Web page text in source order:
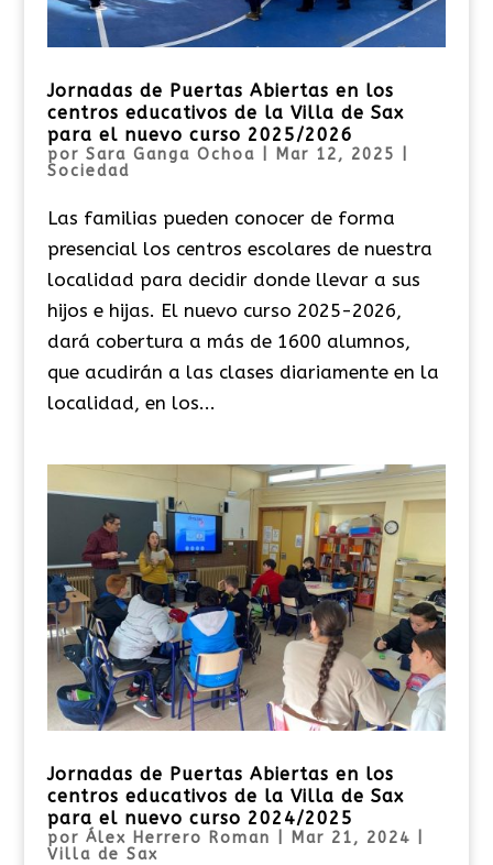
Jornadas de Puertas Abiertas en los
centros educativos de la Villa de Sax
para el nuevo curso 2025/2026
por Sara Ganga Ochoa Mar 12, 2025
Sociedad
Las familias pueden conocer de forma
presencial los centros escolares de nuestra
localidad para decidir donde llevar a sus
hijos e hijas. El nuevo curso 2025-2026,
dará cobertura a más de 1600 alumnos,
que acudirán a las clases diariamente en la
localidad, en los...
Jornadas de Puertas Abiertas en los
centros educativos de la Villa de Sax
para el nuevo curso 2024/2025
por Álex Herrero Roman Mar 21, 2024
Villa de Sax